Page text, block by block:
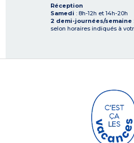
Réception
Samedi : 8h-12h et 14h-20h
2 demi-journées/semaine
selon horaires indiqués à